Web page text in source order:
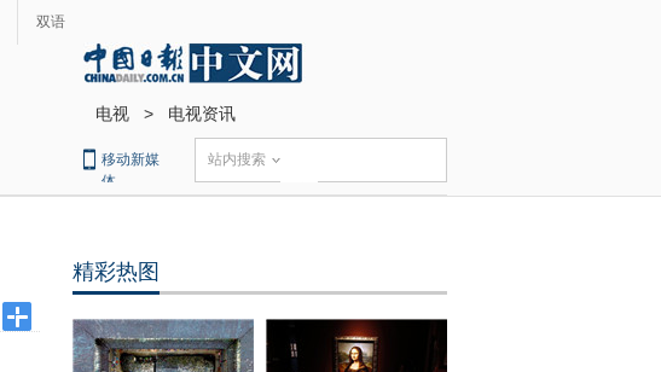
双语
电视 > 电视资讯
移动新媒
体
站内搜索
精彩热图